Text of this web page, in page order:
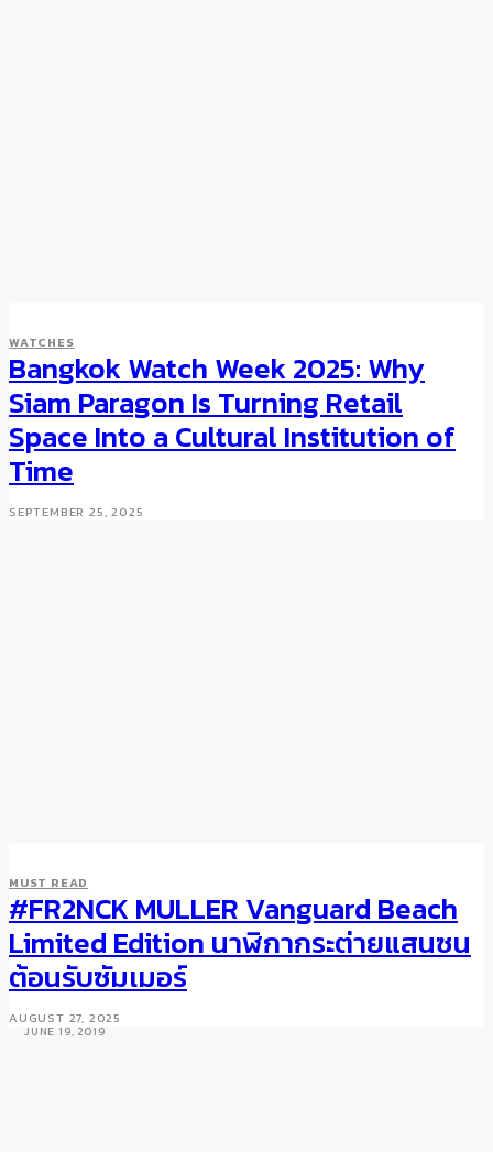
WATCHES
WOW Thailand Pioneer 2019
issue offers a mid-year boost
of shopping mood.
JUNE 19, 2019
WATCHES
Bangkok Watch Week 2025: Why
Siam Paragon Is Turning Retail
Space Into a Cultural Institution of
Time
SEPTEMBER 25, 2025
MUST READ
#FR2NCK MULLER Vanguard Beach
Limited Edition นาฬิกากระต่ายแสนซน
ต้อนรับซัมเมอร์
AUGUST 27, 2025